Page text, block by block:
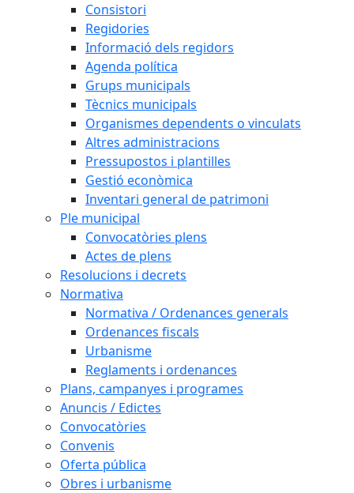
Consistori
Regidories
Informació dels regidors
Agenda política
Grups municipals
Tècnics municipals
Organismes dependents o vinculats
Altres administracions
Pressupostos i plantilles
Gestió econòmica
Inventari general de patrimoni
Ple municipal
Convocatòries plens
Actes de plens
Resolucions i decrets
Normativa
Normativa / Ordenances generals
Ordenances fiscals
Urbanisme
Reglaments i ordenances
Plans, campanyes i programes
Anuncis / Edictes
Convocatòries
Convenis
Oferta pública
Obres i urbanisme